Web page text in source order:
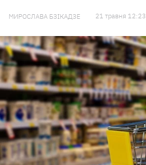
МИРОСЛАВА БЗІКАДЗЕ 21 травня 12:23